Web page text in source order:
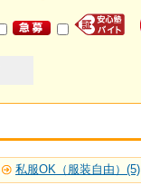
私服OK（服装自由）(5)